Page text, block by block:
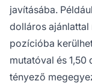
javításába.
dolláros
pozícióba
mutatóval és 1,50
tényező